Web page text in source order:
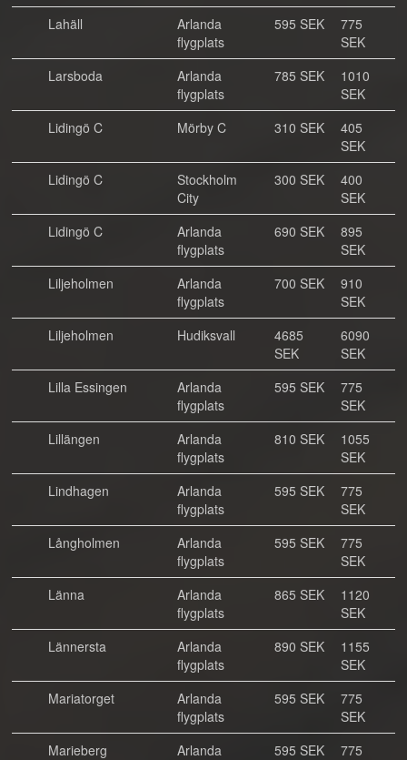
Lahäll
Arlanda
flygplats
595 SEK
775
SEK
Larsboda
Arlanda
flygplats
785 SEK
1010
SEK
Lidingö C
Mörby C 310 SEK
405
SEK
Lidingö C
Stockholm
City
300 SEK
400
SEK
Lidingö C
Arlanda
flygplats
690 SEK
895
SEK
Liljeholmen
Arlanda
flygplats
700 SEK
910
SEK
Liljeholmen
Hudiksvall
4685
SEK
6090
SEK
Lilla Essingen
Arlanda
flygplats
595 SEK
775
SEK
Lillängen
Arlanda
flygplats
810 SEK
1055
SEK
Lindhagen
Arlanda
flygplats
595 SEK
775
SEK
Långholmen
Arlanda
flygplats
595 SEK
775
SEK
Länna
Arlanda
flygplats
865 SEK
1120
SEK
Lännersta
Arlanda
flygplats
890 SEK
1155
SEK
Mariatorget
Arlanda
flygplats
595 SEK
775
SEK
Marieberg
Arlanda
595 SEK
775